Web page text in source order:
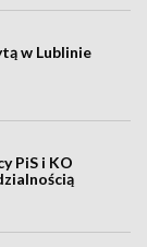
w Lublinie
PiS i KO